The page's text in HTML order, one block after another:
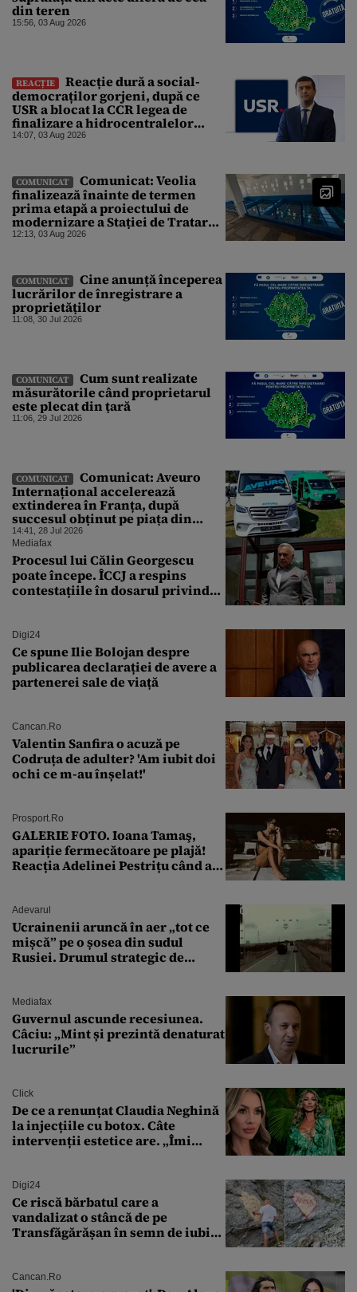
din teren
15:56, 03 Aug 2026
REACȚIE
Reacție dură a social-
democraților gorjeni, după ce
USR a blocat la CCR legea de
finalizare a hidrocentralelor
abandonate. „Nu ne-ar surprinde
abătut o cupolă de foc”
14:07, 03 Aug 2026
COMUNICAT
Comunicat: Veolia
finalizează înainte de termen
prima etapă a proiectului de
modernizare a Stației de Tratare a
Apei Potabile Cerbureni
12:13, 03 Aug 2026
COMUNICAT
Cine anunță începerea
lucrărilor de înregistrare a
proprietăților
11:08, 30 Jul 2026
COMUNICAT
Cum sunt realizate
măsurătorile când proprietarul
este plecat din țară
11:06, 29 Jul 2026
COMUNICAT
Comunicat: Aveuro
Internațional accelerează
extinderea în Franța, după
succesul obținut pe piața din
România
14:41, 28 Jul 2026
Mediafax
Procesul lui Călin Georgescu
poate începe. ÎCCJ a respins
contestațiile în dosarul privind
Digi24
Ce spune Ilie Bolojan despre
publicarea declarației de avere a
partenerei sale de viață
Cancan.ro
Valentin Sanfira o acuză pe
Codruța de adulter? 'Am iubit doi
ochi ce m-au înșelat!'
Prosport.ro
GALERIE FOTO. Ioana Tamaş,
apariție fermecătoare pe plajă!
Reacția Adelinei Pestrițu când a
Adevarul
Ucrainenii aruncă în aer „tot ce
mișcă” pe o șosea din sudul
Rusiei. Drumul strategic de
Mediafax
Guvernul ascunde recesiunea.
Câciu: „Mint și prezintă denaturat
lucrurile”
Click
De ce a renunțat Claudia Neghină
la injecțiile cu botox. Câte
intervenții estetice are. „Îmi
Digi24
Ce riscă bărbatul care a
vandalizat o stâncă de pe
Transfăgărășan în semn de iubire
Cancan.ro